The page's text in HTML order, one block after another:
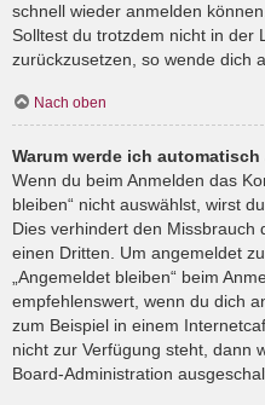
schnell wieder anmelden
Solltest du trotzdem nicht in der
zurückzusetzen, so wende dich
Nach oben
Warum werde ich
Wenn du beim Anmelden das
bleiben“ nicht auswählst, wirst
Dies verhindert den Missbrauch
einen Dritten. Um angemeldet
„Angemeldet bleiben“ beim
empfehlenswert, wenn du dich
zum Beispiel in einem
nicht zur Verfügung steht, dann
Board-Administration